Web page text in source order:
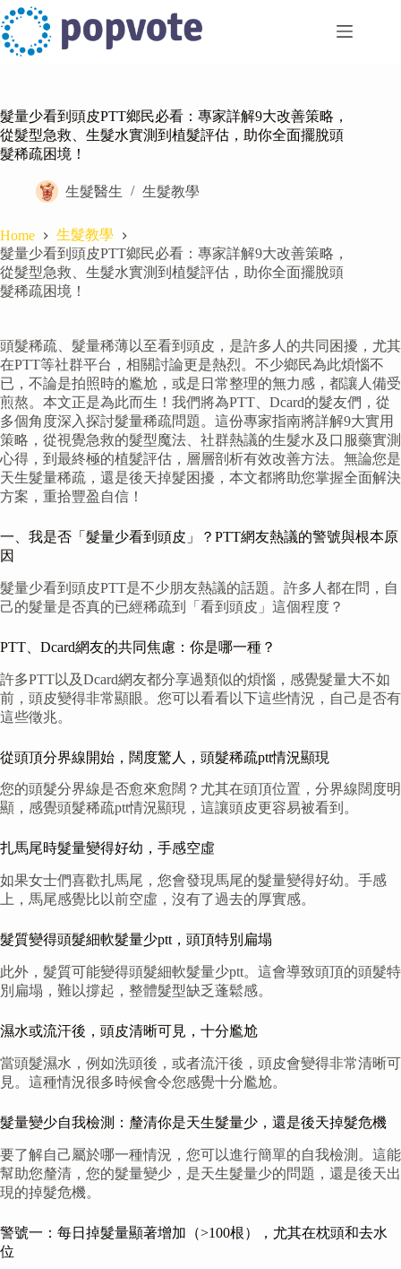
Skip
to
content
髮量少看到頭皮PTT鄉民必看：專家詳解9大改善策略，
從髮型急救、生髮水實測到植髮評估，助你全面擺脫頭
髮稀疏困境！
生髮醫生 生髮教學
Home
生髮教學
髮量少看到頭皮PTT鄉民必看：專家詳解9大改善策略，
從髮型急救、生髮水實測到植髮評估，助你全面擺脫頭
髮稀疏困境！
頭髮稀疏、髮量稀薄以至看到頭皮，是許多人的共同困擾，尤其
在PTT等社群平台，相關討論更是熱烈。不少鄉民為此煩惱不
已，不論是拍照時的尷尬，或是日常整理的無力感，都讓人備受
煎熬。本文正是為此而生！我們將為PTT、Dcard的髮友們，從
多個角度深入探討髮量稀疏問題。這份專家指南將詳解9大實用
策略，從視覺急救的髮型魔法、社群熱議的生髮水及口服藥實測
心得，到最終極的植髮評估，層層剖析有效改善方法。無論您是
天生髮量稀疏，還是後天掉髮困擾，本文都將助您掌握全面解決
方案，重拾豐盈自信！
一、我是否「髮量少看到頭皮」？PTT網友熱議的警號與根本原
因
髮量少看到頭皮PTT是不少朋友熱議的話題。許多人都在問，自
己的髮量是否真的已經稀疏到「看到頭皮」這個程度？
PTT、Dcard網友的共同焦慮：你是哪一種？
許多PTT以及Dcard網友都分享過類似的煩惱，感覺髮量大不如
前，頭皮變得非常顯眼。您可以看看以下這些情況，自己是否有
這些徵兆。
從頭頂分界線開始，闊度驚人，頭髮稀疏ptt情況顯現
您的頭髮分界線是否愈來愈闊？尤其在頭頂位置，分界線闊度明
顯，感覺頭髮稀疏ptt情況顯現，這讓頭皮更容易被看到。
扎馬尾時髮量變得好幼，手感空虛
如果女士們喜歡扎馬尾，您會發現馬尾的髮量變得好幼。手感
上，馬尾感覺比以前空虛，沒有了過去的厚實感。
髮質變得頭髮細軟髮量少ptt，頭頂特別扁塌
此外，髮質可能變得頭髮細軟髮量少ptt。這會導致頭頂的頭髮特
別扁塌，難以撐起，整體髮型缺乏蓬鬆感。
濕水或流汗後，頭皮清晰可見，十分尷尬
當頭髮濕水，例如洗頭後，或者流汗後，頭皮會變得非常清晰可
見。這種情況很多時候會令您感覺十分尷尬。
髮量變少自我檢測：釐清你是天生髮量少，還是後天掉髮危機
要了解自己屬於哪一種情況，您可以進行簡單的自我檢測。這能
幫助您釐清，您的髮量變少，是天生髮量少的問題，還是後天出
現的掉髮危機。
警號一：每日掉髮量顯著增加（>100根），尤其在枕頭和去水
位